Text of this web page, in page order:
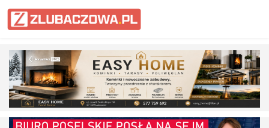
Informacje Lubaczów, powiat